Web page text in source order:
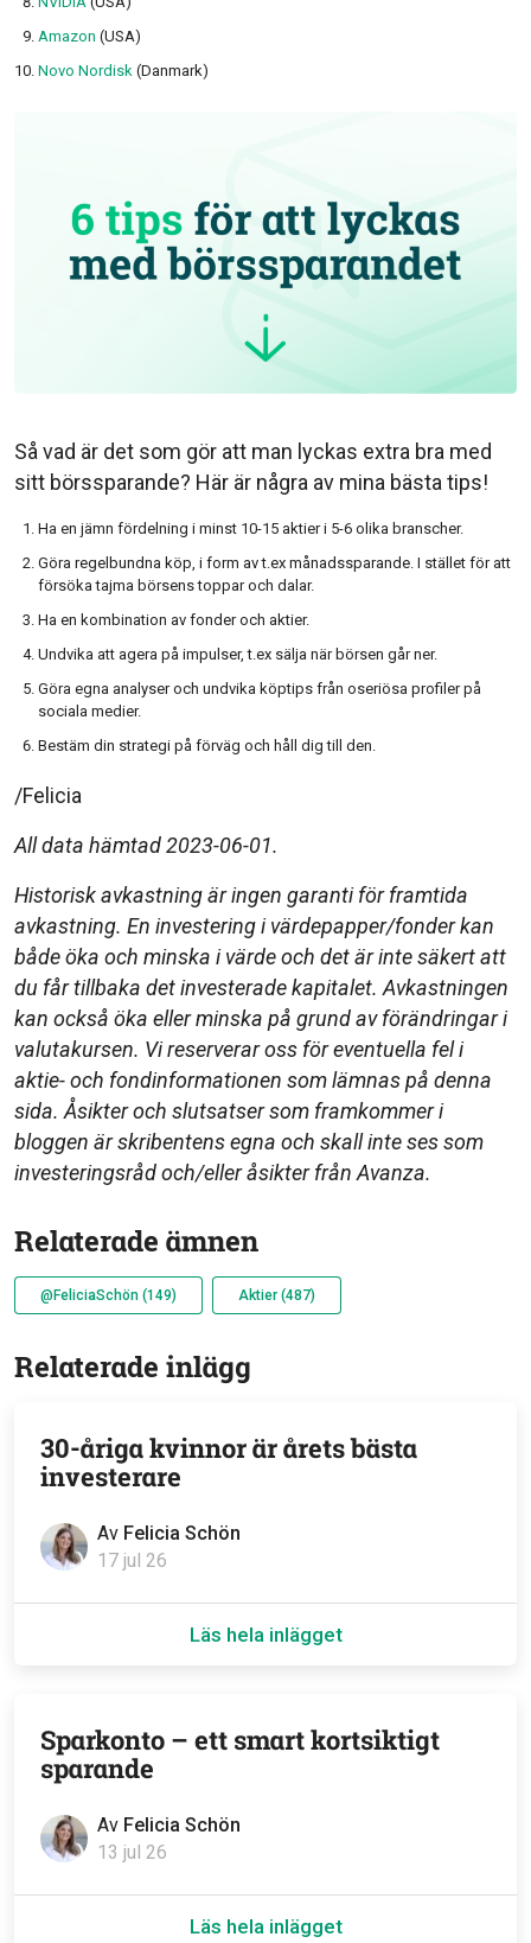
Amazon (USA)
Novo Nordisk (Danmark)
Så vad är det som gör att man lyckas extra bra med
sitt börssparande? Här är några av mina bästa tips!
Ha en jämn fördelning i minst 10-15 aktier i 5-6 olika branscher.
Göra regelbundna köp, i form av t.ex månadssparande. I stället för att
försöka tajma börsens toppar och dalar.
Ha en kombination av fonder och aktier.
Undvika att agera på impulser, t.ex sälja när börsen går ner.
Göra egna analyser och undvika köptips från oseriösa profiler på
sociala medier.
Bestäm din strategi på förväg och håll dig till den.
/Felicia
All data hämtad 2023-06-01.
Historisk avkastning är ingen garanti för framtida
avkastning. En investering i värdepapper/fonder kan
både öka och minska i värde och det är inte säkert att
du får tillbaka det investerade kapitalet. Avkastningen
kan också öka eller minska på grund av förändringar i
valutakursen. Vi reserverar oss för eventuella fel i
aktie- och fondinformationen som lämnas på denna
sida. Åsikter och slutsatser som framkommer i
bloggen är skribentens egna och skall inte ses som
investeringsråd och/eller åsikter från Avanza.
Relaterade ämnen
@FeliciaSchön (149) Aktier (487)
Relaterade inlägg
Av Felicia Schön
17 jul 26
30-åriga kvinnor är årets bästa
investerare
Läs hela inlägget
Av Felicia Schön
13 jul 26
Sparkonto – ett smart kortsiktigt
sparande
Läs hela inlägget